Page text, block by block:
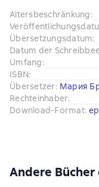
Altersbeschränkung:
Übersetzungsdatum:
Datum der
Umfang:
ISBN:
Übersetzer: Мария
Rechteinhaber:
Download-Format:
Andere